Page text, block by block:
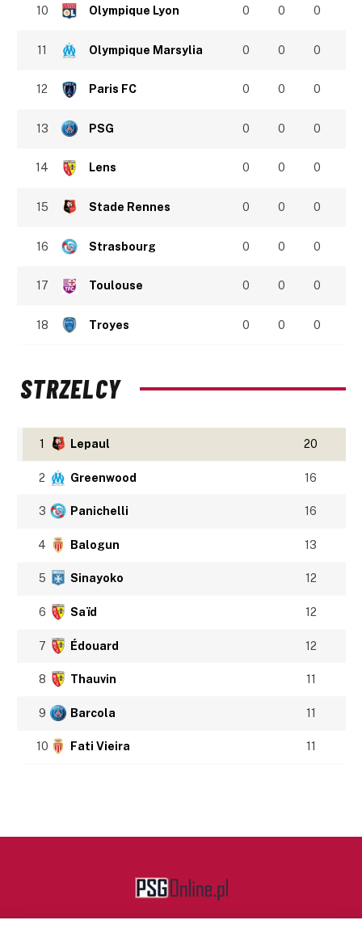
10 Olympique Lyon 0 0 0
11 Olympique Marsylia 0 0 0
12 Paris FC 0 0 0
13 PSG 0 0 0
14 Lens 0 0 0
15 Stade Rennes 0 0 0
16 Strasbourg 0 0 0
17 Toulouse 0 0 0
18 Troyes 0 0 0
STRZELCY
1 Lepaul 20
2 Greenwood 16
3 Panichelli 16
4 Balogun 13
5 Sinayoko 12
6 Saïd 12
7 Édouard 12
8 Thauvin 11
9 Barcola 11
10 Fati Vieira 11